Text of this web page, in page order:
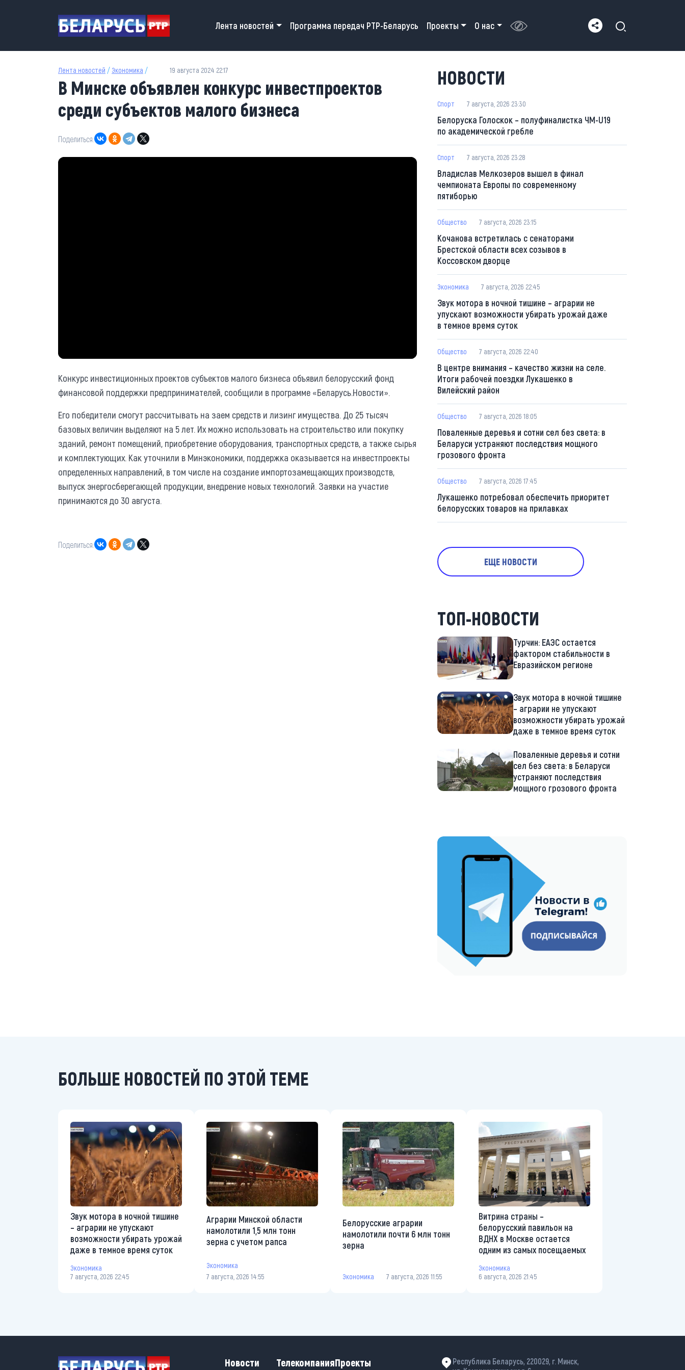
Main navigation
Лента новостей Программа передач РТР-Беларусь Проекты О нас
Лента новостей / Экономика / 19 августа 2024 22:17
В Минске объявлен конкурс инвестпроектов
среди субъектов малого бизнеса
Поделиться:
Конкурс инвестиционных проектов субъектов малого бизнеса объявил белорусский фонд
финансовой поддержки предпринимателей, сообщили в программе «Беларусь.Новости».
Его победители смогут рассчитывать на заем средств и лизинг имущества. До 25 тысяч
базовых величин выделяют на 5 лет. Их можно использовать на строительство или покупку
зданий, ремонт помещений, приобретение оборудования, транспортных средств, а также сырья
и комплектующих. Как уточнили в Минэкономики, поддержка оказывается на инвестпроекты
определенных направлений, в том числе на создание импортозамещающих производств,
выпуск энергосберегающей продукции, внедрение новых технологий. Заявки на участие
принимаются до 30 августа.
Поделиться:
НОВОСТИ
Спорт 7 августа, 2026 23:30
Белоруска Голоскок – полуфиналистка ЧМ-U19
по академической гребле
Спорт 7 августа, 2026 23:28
Владислав Мелкозеров вышел в финал
чемпионата Европы по современному
пятиборью
Общество 7 августа, 2026 23:15
Кочанова встретилась с сенаторами
Брестской области всех созывов в
Коссовском дворце
Экономика 7 августа, 2026 22:45
Звук мотора в ночной тишине – аграрии не
упускают возможности убирать урожай даже
в темное время суток
Общество 7 августа, 2026 22:40
В центре внимания – качество жизни на селе.
Итоги рабочей поездки Лукашенко в
Вилейский район
Общество 7 августа, 2026 18:05
Поваленные деревья и сотни сел без света: в
Беларуси устраняют последствия мощного
грозового фронта
Общество 7 августа, 2026 17:45
Лукашенко потребовал обеспечить приоритет
белорусских товаров на прилавках
ЕЩЕ НОВОСТИ
ТОП-НОВОСТИ
Турчин: ЕАЭС остается
фактором стабильности в
Евразийском регионе
Звук мотора в ночной тишине
– аграрии не упускают
возможности убирать урожай
даже в темное время суток
Поваленные деревья и сотни
сел без света: в Беларуси
устраняют последствия
мощного грозового фронта
https://t.me/minskctvby
БОЛЬШЕ НОВОСТЕЙ ПО ЭТОЙ ТЕМЕ
Звук мотора в ночной тишине
– аграрии не упускают
возможности убирать урожай
даже в темное время суток
Экономика
7 августа, 2026 22:45
Аграрии Минской области
намолотили 1,5 млн тонн
зерна с учетом рапса
Экономика
7 августа, 2026 14:55
Белорусские аграрии
намолотили почти 6 млн тонн
зерна
Экономика 7 августа, 2026 11:55
Витрина страны –
белорусский павильон на
ВДНХ в Москве остается
одним из самых посещаемых
Экономика
6 августа, 2026 21:45
Новости ТелекомпанияПроекты
Республика Беларусь, 220029, г. Минск,